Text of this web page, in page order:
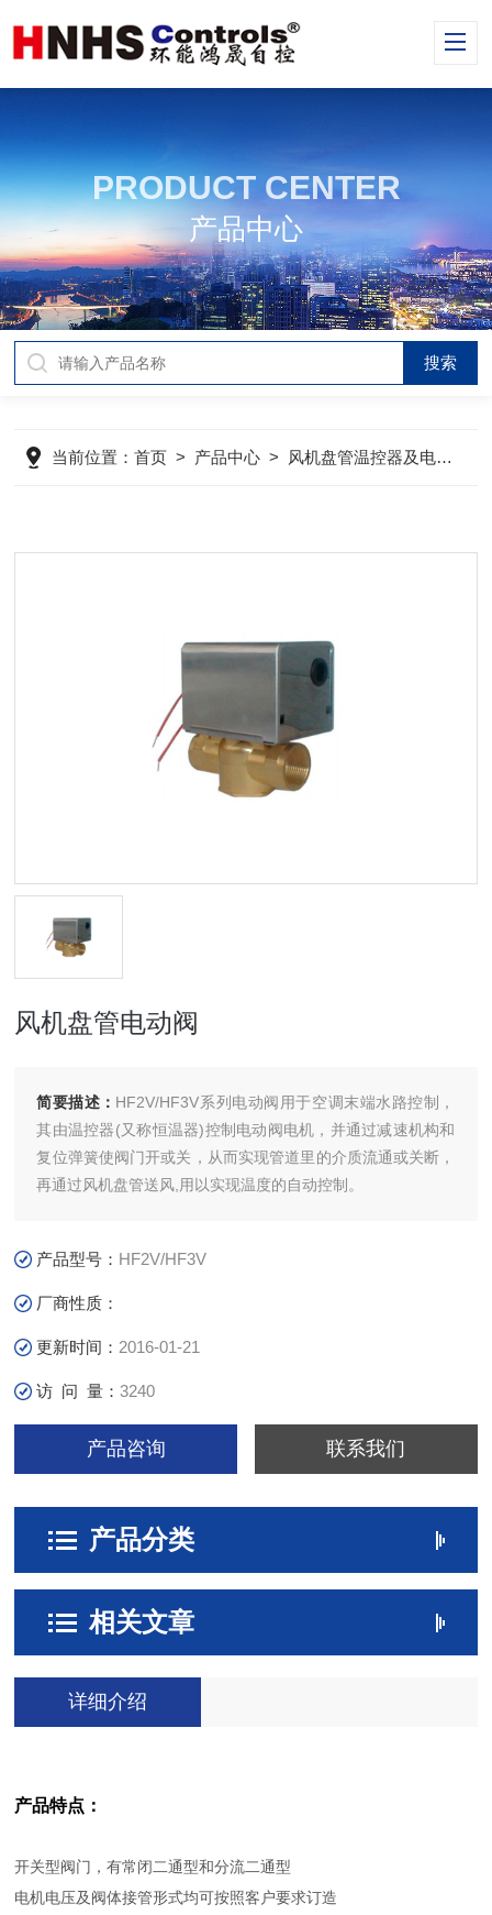
PRODUCT CENTER
产品中心
当前位置：首页 > 产品中心 > 风机盘管温控器及电动阀
风机盘管电动阀
简要描述： HF2V/HF3V系列电动阀用于空调末端水路控制，
其由温控器(又称恒温器)控制电动阀电机，并通过减速机构和
复位弹簧使阀门开或关，从而实现管道里的介质流通或关断，
再通过风机盘管送风,用以实现温度的自动控制。
产品型号： HF2V/HF3V
厂商性质：
更新时间： 2016-01-21
访 问 量：3240
产品咨询 联系我们
产品分类
相关文章
详细介绍
产品特点：
开关型阀门，有常闭二通型和分流二通型
电机电压及阀体接管形式均可按照客户要求订造